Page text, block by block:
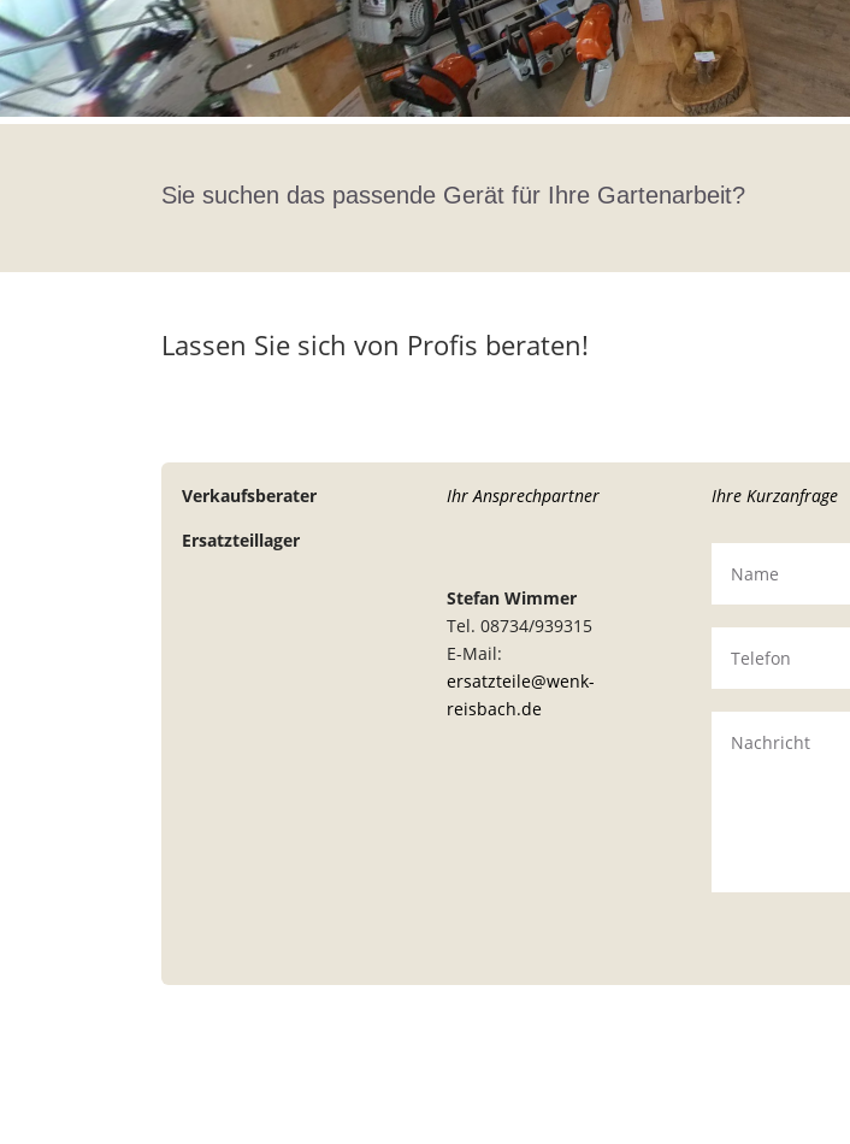
Sie suchen das passende Gerät für Ihre Gartenarbeit?
Lassen Sie sich von Profis beraten!
Verkaufsberater
Ersatzteillager
Ihr Ansprechpartner
Stefan Wimmer
Tel. 08734/939315
E-Mail:
ersatzteile@wenk-
reisbach.de
Ihre Kurzanfrage